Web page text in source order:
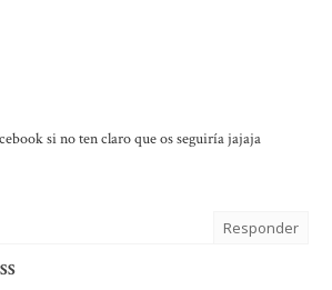
si no ten claro que os seguiría jajaja
Responder